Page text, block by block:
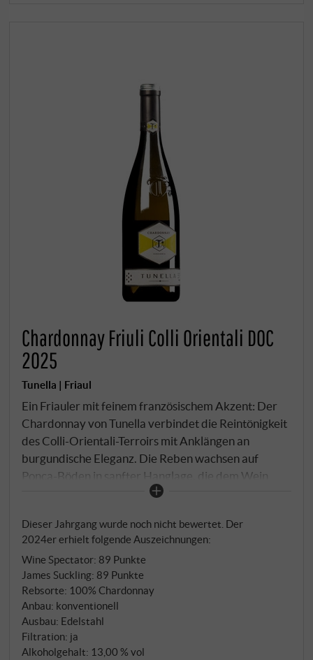
Chardonnay Friuli Colli Orientali DOC
2025
Tunella | Friaul
Ein Friauler mit feinem französischem Akzent: Der
Chardonnay von Tunella verbindet die Reintönigkeit
des Colli-Orientali-Terroirs mit Anklängen an
burgundische Eleganz. Die Reben wachsen auf
Ponca-Böden in sanfter Hanglage, die dem Wein
Präzision und Struktur verleihen. Im Glas ein helles
Blüten, gelber Apfel, etwas geröstete Haselnuss und
ein Hauch Vanille. Am Gaumen harmonisch, mit
cremiger Textur, feiner Säure und subtiler
Mineralität. Ein ausgewogener, charmanter
Chardonnay mit klarem Herkunftsausdruck und
stilvoller Tiefe. SUPERIORE.DE
Dieser Jahrgang wurde noch nicht bewertet. Der
2024er erhielt folgende Auszeichnungen:
Wine Spectator: 89 Punkte
James Suckling: 89 Punkte
Rebsorte: 100% Chardonnay
Anbau: konventionell
Ausbau: Edelstahl
Filtration: ja
Alkoholgehalt: 13,00 % vol